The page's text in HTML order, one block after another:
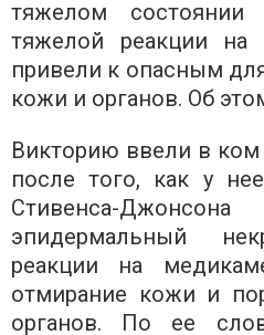
тяжелом
тяжелой реакции на
привели к опасным
кожи и органов. Об
Викторию ввели в ком
после того, как у
Стивенса-
эпидермальный
реакции на
отмирание кожи и
органов. По ее